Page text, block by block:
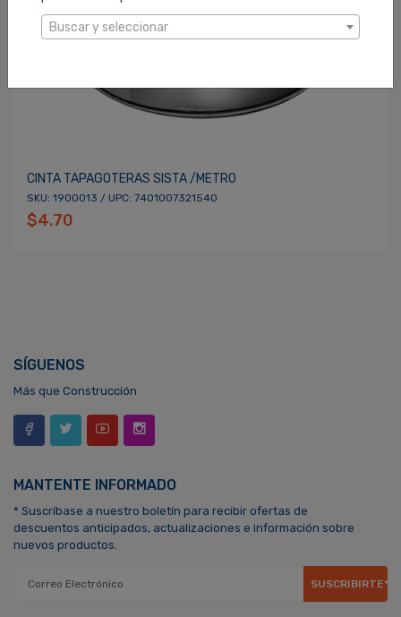
Buscar y seleccionar
CINTA TAPAGOTERAS SISTA /METRO
SKU: 1900013 / UPC: 7401007321540
$4.70
SÍGUENOS
Más que Construcción
MANTENTE INFORMADO
* Suscríbase a nuestro boletín para recibir ofertas de
descuentos anticipados, actualizaciones e información sobre
nuevos productos.
SUSCRIBIRTE*